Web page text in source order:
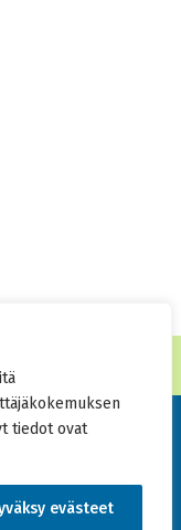
tiedot ovat
evästeet
pidätetään.